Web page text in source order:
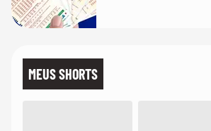
MEUS SHORTS